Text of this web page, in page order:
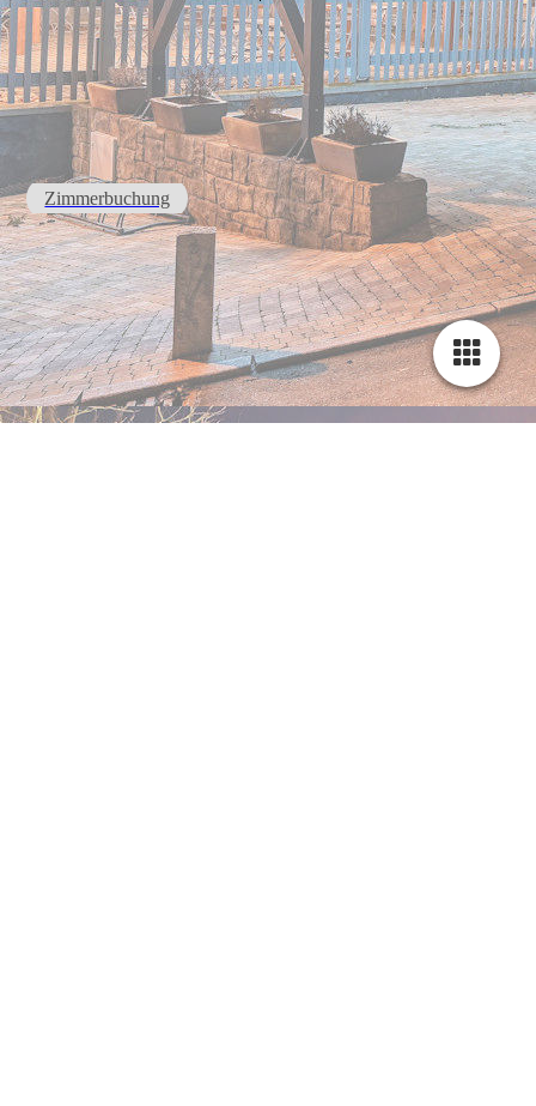
Zimmerbuchung